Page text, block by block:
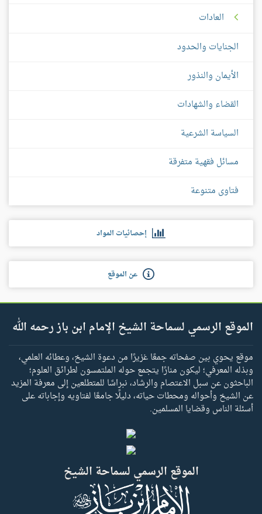
العادات
الجنايات والحدود
الأيمان والنذور
القضاء والشهادات
السياسة الشرعية
مسائل فقهية متفرقة
فتاوى متنوعة
إحصائيات المواد
عن الموقع
الموقع الرسمي لسماحة الشيخ الإمام ابن باز رحمه الله
موقع يحوي بين صفحاته جمعًا غزيرًا من دعوة الشيخ، وعطائه العلمي،
وبذله المعرفي؛ ليكون منارًا يتجمع حوله الملتمسون لطرائق العلوم؛
الباحثون عن سبل الاعتصام والرشاد، نبراسًا للمتطلعين إلى معرفة المزيد
عن الشيخ وأحواله ومحطات حياته، دليلًا جامعًا لفتاويه وإجاباته على
أسئلة الناس وقضايا المسلمين.
الموقع الرسمي لسماحة الشيخ